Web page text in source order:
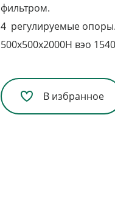
фильтром.
4 регулируемые опоры.
500x500x2000H вэо 1540
В избранное